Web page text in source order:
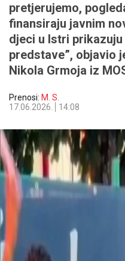
pretjerujemo,
finansiraju javnim
djeci u Istri
predstave”, objavio
Nikola Grmoja iz
Prenosi: M. S.
17.06.2026.
14:08